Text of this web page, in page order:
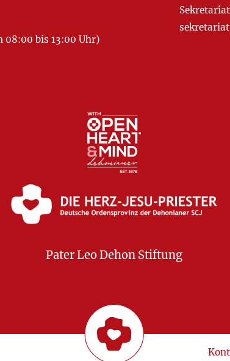
bis 13:00 Uhr)
Pater Leo Dehon Stiftung